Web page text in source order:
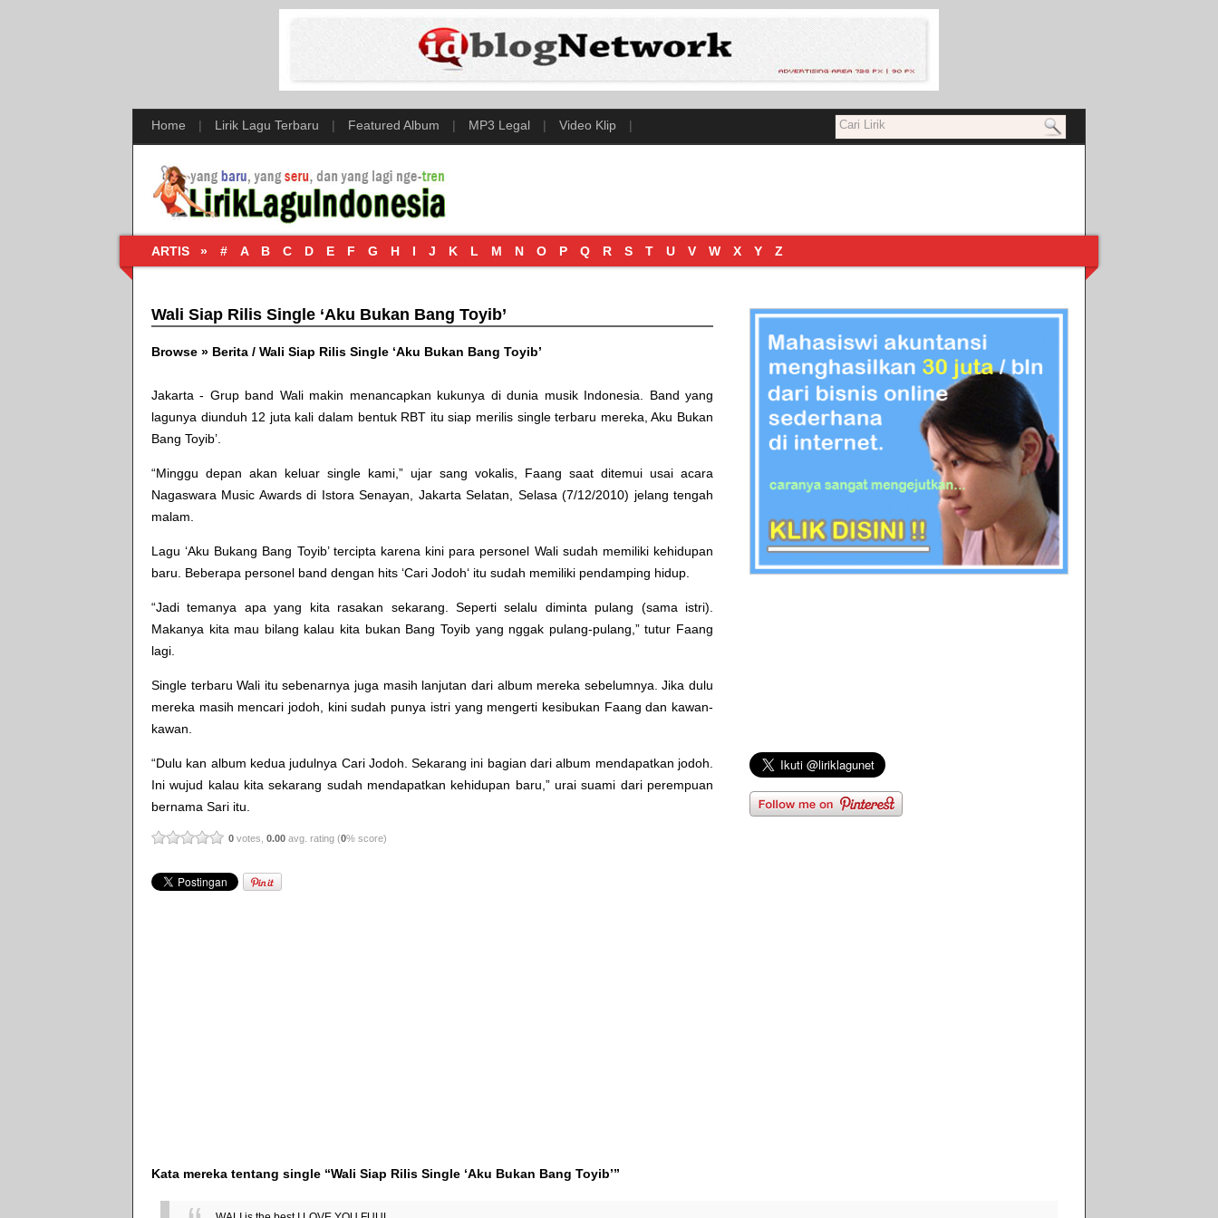
Home | Lirik Lagu Terbaru | Featured Album | MP3 Legal | Video Klip |
ARTIS » # A B C D E F G H I J K L M N O P Q R S T U V W X Y Z
Wali Siap Rilis Single ‘Aku Bukan Bang Toyib’
Browse » Berita / Wali Siap Rilis Single ‘Aku Bukan Bang Toyib’
Jakarta - Grup band Wali makin menancapkan kukunya di dunia musik Indonesia. Band yang
lagunya diunduh 12 juta kali dalam bentuk RBT itu siap merilis single terbaru mereka, Aku Bukan
Bang Toyib’.
“Minggu depan akan keluar single kami,” ujar sang vokalis, Faang saat ditemui usai acara
Nagaswara Music Awards di Istora Senayan, Jakarta Selatan, Selasa (7/12/2010) jelang tengah
malam.
Lagu ‘Aku Bukang Bang Toyib’ tercipta karena kini para personel Wali sudah memiliki kehidupan
baru. Beberapa personel band dengan hits ‘Cari Jodoh‘ itu sudah memiliki pendamping hidup.
“Jadi temanya apa yang kita rasakan sekarang. Seperti selalu diminta pulang (sama istri).
Makanya kita mau bilang kalau kita bukan Bang Toyib yang nggak pulang-pulang,” tutur Faang
lagi.
Single terbaru Wali itu sebenarnya juga masih lanjutan dari album mereka sebelumnya. Jika dulu
mereka masih mencari jodoh, kini sudah punya istri yang mengerti kesibukan Faang dan kawan-
kawan.
“Dulu kan album kedua judulnya Cari Jodoh. Sekarang ini bagian dari album mendapatkan jodoh.
Ini wujud kalau kita sekarang sudah mendapatkan kehidupan baru,” urai suami dari perempuan
bernama Sari itu.
0 votes, 0.00 avg. rating (0% score)
Kata mereka tentang single “Wali Siap Rilis Single ‘Aku Bukan Bang Toyib’”